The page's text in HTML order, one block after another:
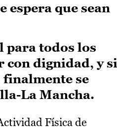
espera que sean
para todos los
con dignidad, y si
finalmente se
La Mancha.
Física de